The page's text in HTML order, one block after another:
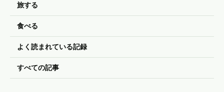
旅する
食べる
よく読まれている記録
すべての記事